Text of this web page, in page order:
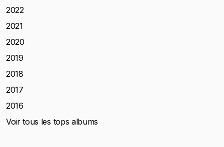
2022
2021
2020
2019
2018
2017
2016
Voir tous les tops albums